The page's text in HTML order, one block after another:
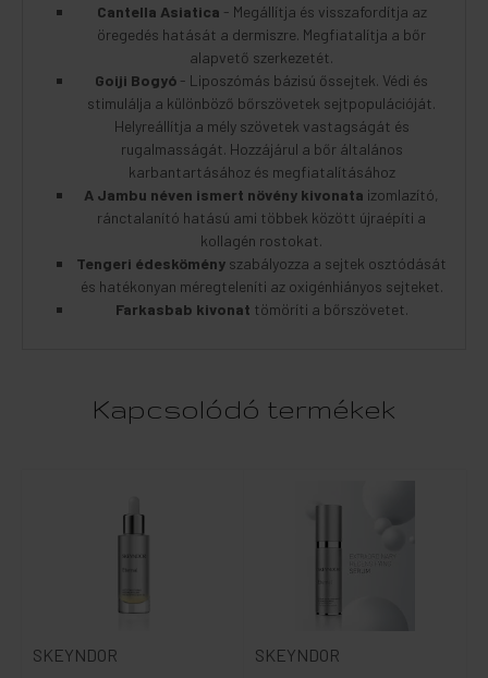
Cantella Asiatica - Megállítja és visszafordítja az
öregedés hatását a dermiszre. Megfiatalítja a bőr
alapvető szerkezetét.
Goiji Bogyó - Liposzómás bázisú őssejtek. Védi és
stimulálja a különböző bőrszövetek sejtpopulációját.
Helyreállítja a mély szövetek vastagságát és
rugalmasságát. Hozzájárul a bőr általános
karbantartásához és megfiatalításához
A Jambu néven ismert növény kivonata izomlazító,
ránctalanító hatású ami többek között újraépíti a
kollagén rostokat.
Tengeri édeskömény szabályozza a sejtek osztódását
és hatékonyan méregteleníti az oxigénhiányos sejteket.
Farkasbab kivonat tömöríti a bőrszövetet.
Kapcsolódó termékek
SKEYNDOR SKEYNDOR